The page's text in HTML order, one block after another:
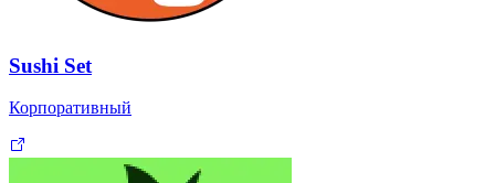
Sushi Set
Корпоративный